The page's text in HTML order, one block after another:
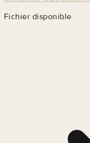
Fichier disponible